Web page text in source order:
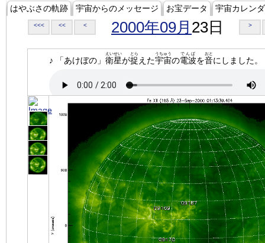
はやぶさの軌跡 宇宙からのメッセージ お宝データ 宇宙カレン
<<< << < 2000年09月 23日 >
♪ 「あけぼの」 衛星
えいせい
が捉
とら
えた宇宙
うちゅう
の電波
でんぱ
を音
おと
にしました。